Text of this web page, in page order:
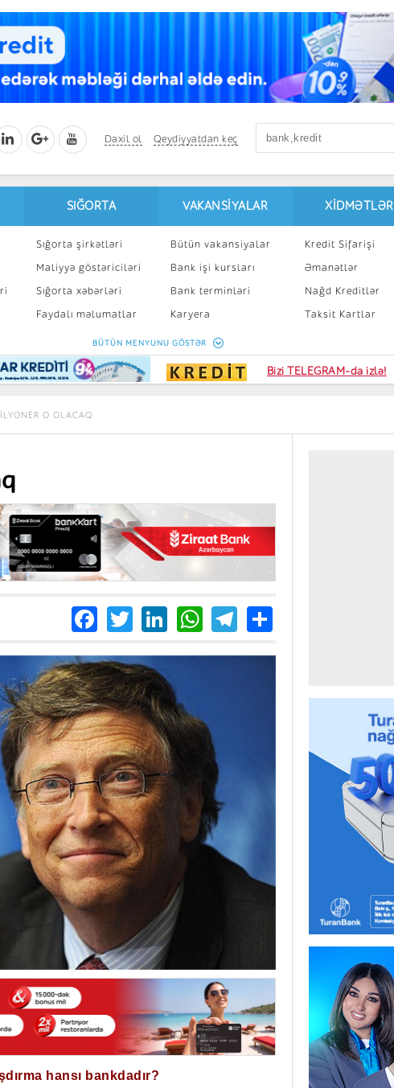
Daxil ol Qeydiyyatdan keç
SIĞORTA
Sığorta şirkətləri
Maliyyə göstəriciləri
Sığorta xəbərləri
Faydalı məlumatlar
Sığorta kalkulyatoru
VAKANSIYALAR
Bütün vakansiyalar
Bank işi kursları
Bank terminləri
Karyera
Peşakar inkişaf
XIDMƏTLƏR
Kredit Sifarişi
Əmanətlər
Nağd Kreditlər
Taksit Kartlar
Kart sifarişi
BÜTÜN MENYUNU GÖSTƏR
Bizi TELEGRAM-da izlə!
O OLACAQ
Facebook
TwitterLinkedIn
WhatsApp
Telegram
Share
hansı bankdadır?